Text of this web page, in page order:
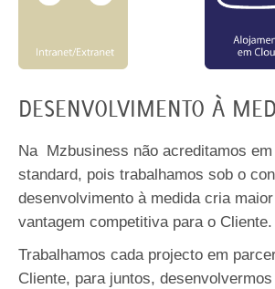
DESENVOLVIMENTO À
Na Mzbusiness não acreditamos
standard, pois trabalhamos sob o
desenvolvimento à medida cria
vantagem competitiva para o Cliente.
Trabalhamos cada projecto em
Cliente, para juntos,